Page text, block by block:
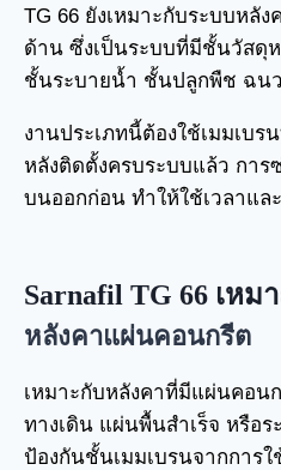
TG 66 ยังเหมาะกับระบบหลั
ด้าน ซึ่งเป็นระบบที่มีชั้นวัสดุ
ชั้นระบายน้ำ ชั้นปลูกพืช ฉน
งานประเภทนี้ต้องใช้เมมเบร
หลังติดตั้งครบระบบแล้ว กา
บนออกก่อน ทำให้ใช้เวลาแล
Sarnafil TG 66 เห
หลังคาแผ่นคอนกรีต
เหมาะกับหลังคาที่มีแผ่นคอ
ทางเดิน แผ่นพื้นสำเร็จ หรือ
ป้องกันชั้นเมมเบรนจากการใ